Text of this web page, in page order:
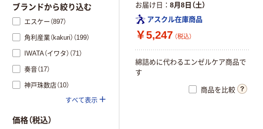
お届け日
8月8日（土）
アスクル在庫商品
￥5,247 （税込）
綿詰めに代わるエンゼルケア商品で
す
商品を比較
ブランドから絞り込む
エスケー（897）
角利産業（kakuri）（199）
IWATA（イワタ）（71）
奏音（17）
神戸珠数店（10）
すべて表示
価格（税込）